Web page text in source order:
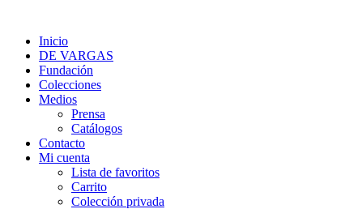
contenido
Inicio
DE VARGAS
Fundación
Colecciones
Medios
Prensa
Catálogos
Contacto
Mi cuenta
Lista de favoritos
Carrito
Colección privada